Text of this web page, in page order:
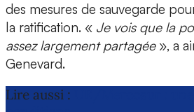
des mesures de sauvegarde
la ratification. « Je vois que la
assez largement partagée», a
Genevard.
Lire aussi :